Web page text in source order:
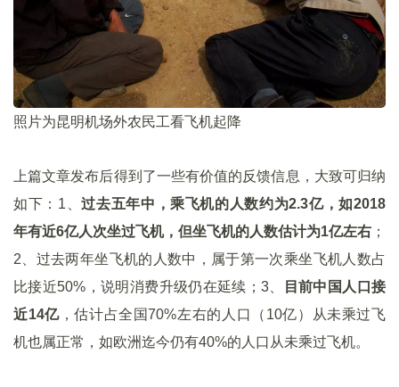
照片为昆明机场外农民工看飞机起降
上篇文章发布后得到了一些有价值的反馈信息，大致可归纳
如下：1、过去五年中，乘飞机的人数约为2.3亿，如2018
年有近6亿人次坐过飞机，但坐飞机的人数估计为1亿左右 ；
2、过去两年坐飞机的人数中，属于第一次乘坐飞机人数占
比接近50%，说明消费升级仍在延续；3、
目前中国人口接
近14亿，估计占全国70%左右的人口（10亿）从未乘过飞
机也属正常，如欧洲迄今仍有40%的人口从未乘过飞机。